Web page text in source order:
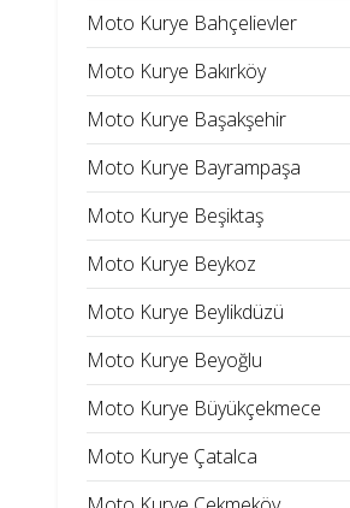
Moto Kurye Bahçelievler
Moto Kurye Bakırköy
Moto Kurye Başakşehir
Moto Kurye Bayrampaşa
Moto Kurye Beşiktaş
Moto Kurye Beykoz
Moto Kurye Beylikdüzü
Moto Kurye Beyoğlu
Moto Kurye Büyükçekmece
Moto Kurye Çatalca